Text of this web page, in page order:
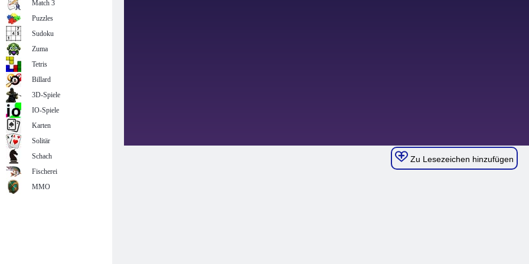
Zu Lesezeichen hinzufügen
Match 3
Puzzles
Sudoku
Zuma
Tetris
Billard
3D-Spiele
IO-Spiele
Karten
Solitär
Schach
Fischerei
MMO